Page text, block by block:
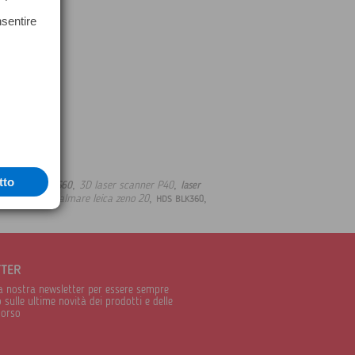
totale TS60, 3D laser scanner P40, laser
leica palmare leica zeno 20, HDS BLK360,
nostra newsletter per essere sempre
sulle ultime novità dei prodotti e delle